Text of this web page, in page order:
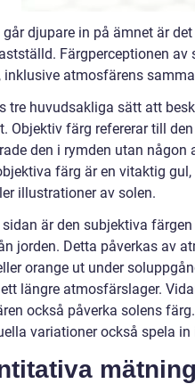
går djupare in på ämnet är
Färgperceptionen av
inklusive atmosfärens
tre huvudsakliga sätt att
Objektiv färg refererar till
den i rymden utan
färg är en vitaktig
illustrationer av solen.
är den subjektiva
jorden. Detta påverkas av
orange ut under
längre atmosfärslager.
också påverka solens
variationer också spela